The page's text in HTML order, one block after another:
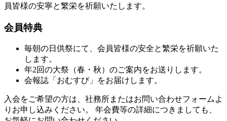
員皆様の安寧と繁栄を祈願いたします。
会員特典
毎朝の日供祭にて、会員皆様の安全と繁栄を祈願いた
します。
年2回の大祭（春・秋）のご案内をお送りします。
会報誌「おむすび」をお届けします。
入会をご希望の方は、社務所またはお問い合わせフォームよ
りお申し込みください。 年会費等の詳細につきましても、